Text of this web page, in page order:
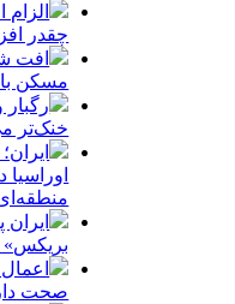
چقدر
افت
مسکن
خنک‌تر
ایران
بریکس»
صحت